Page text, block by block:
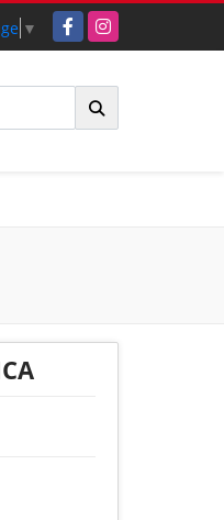
▼ FacebookInstagram